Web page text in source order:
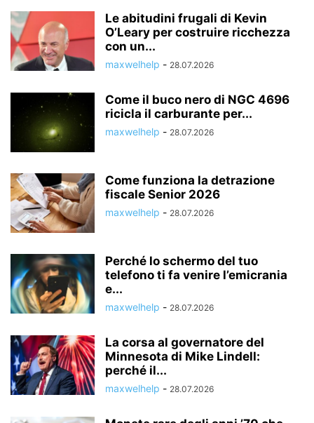
Le abitudini frugali di Kevin
O’Leary per costruire ricchezza
con un...
maxwelhelp - 28.07.2026
Come il buco nero di NGC 4696
ricicla il carburante per...
maxwelhelp - 28.07.2026
Come funziona la detrazione
fiscale Senior 2026
maxwelhelp - 28.07.2026
Perché lo schermo del tuo
telefono ti fa venire l’emicrania
e...
maxwelhelp - 28.07.2026
La corsa al governatore del
Minnesota di Mike Lindell:
perché il...
maxwelhelp - 28.07.2026